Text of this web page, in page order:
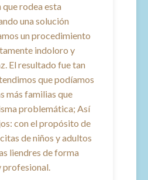
rodea esta
una solución
un procedimiento
indoloro y
El resultado fue tan
que podíamos
más familias que
problemática; Así
con el propósito de
de niños y adultos
liendres de forma
profesional.